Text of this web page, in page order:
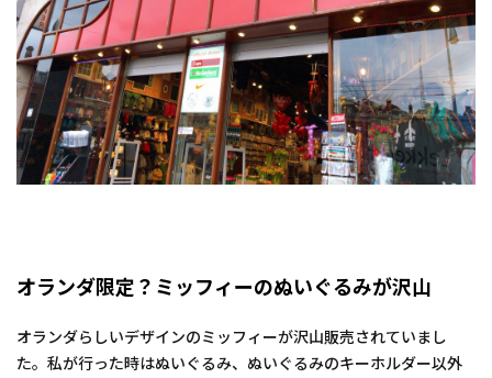
オランダ限定？ミッフィーのぬいぐるみが沢山
オランダらしいデザインのミッフィーが沢山販売されていまし
た。私が行った時はぬいぐるみ、ぬいぐるみのキーホルダー以外